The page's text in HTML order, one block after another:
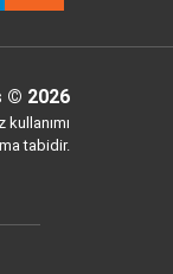
© 2026
tabidir.